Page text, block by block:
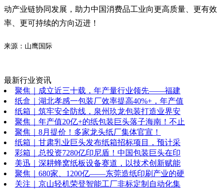
动产业链协同发展，助力中国消费品工业向更高质量、更有效
率、更可持续的方向迈进！
来源：山鹰国际
最新行业资讯
聚焦｜成立近三十载，年产量行业领先——福建
纸盒｜湖北孝感一包装厂效率提高40%+，年产值
纸箱｜筑牢安全防线，泉州玖龙包装打造业界安
聚焦｜年产值20亿+的纸包装巨头落子海南！不止
聚焦｜8月提价！多家龙头纸厂集体官宣！
纸箱｜甘肃乳业巨头发布纸箱招标项目，预计采
彩箱｜总投资7280亿印尼盾！中国包装巨头在印
美迅｜深耕蜂窝纸板设备赛道，以技术创新赋能
聚焦｜680家、1200亿——东莞造纸印刷产业的硬
关注｜京山轻机荣登智能工厂非标定制自动化集